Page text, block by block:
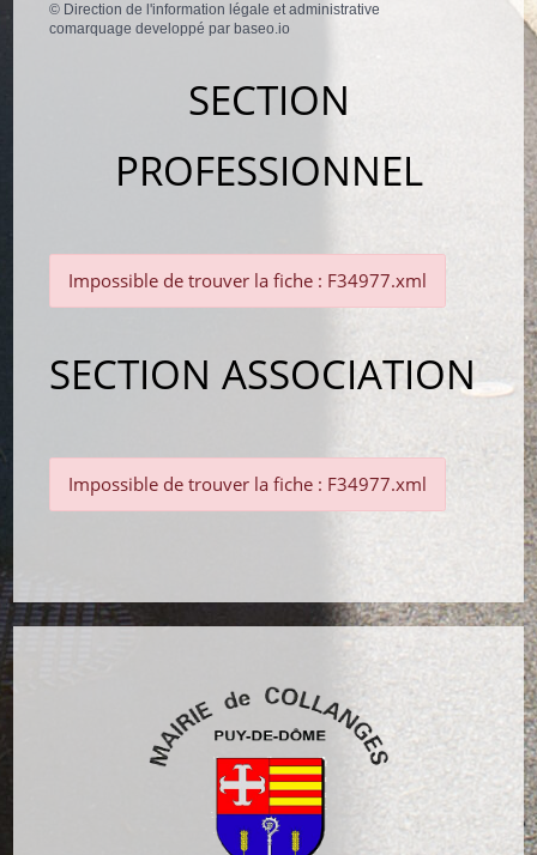
© Direction de l'information légale et administrative
comarquage developpé parbaseo.io
SECTION
PROFESSIONNEL
Impossible de trouver la fiche : F34977.xml
SECTION ASSOCIATION
Impossible de trouver la fiche : F34977.xml